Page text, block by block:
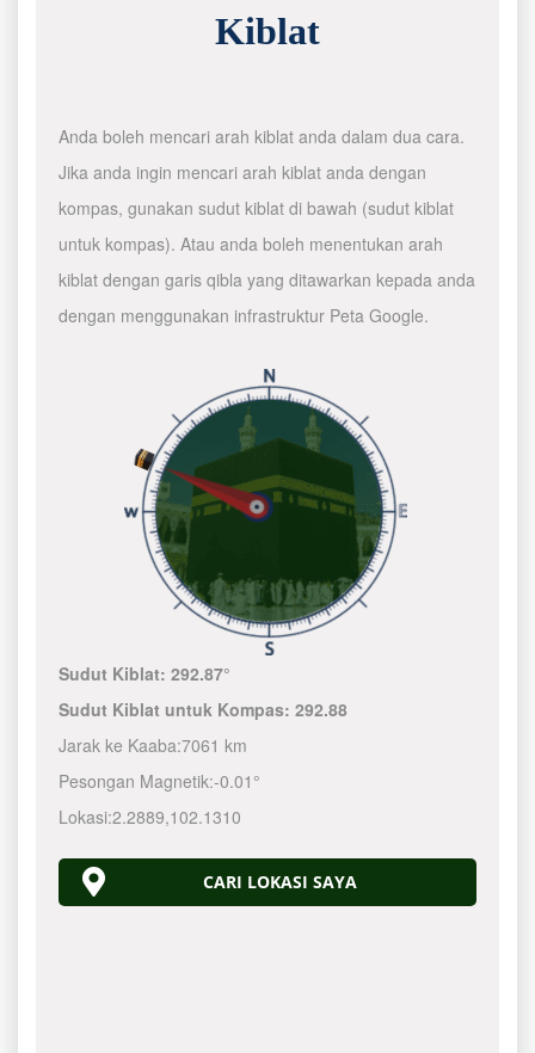
Kiblat
Anda boleh mencari arah kiblat anda dalam dua cara.
Jika anda ingin mencari arah kiblat anda dengan
kompas, gunakan sudut kiblat di bawah (sudut kiblat
untuk kompas). Atau anda boleh menentukan arah
kiblat dengan garis qibla yang ditawarkan kepada anda
dengan menggunakan infrastruktur Peta Google.
Sudut Kiblat:292.87°
Sudut Kiblat untuk Kompas:292.88
Jarak ke Kaaba:7061 km
Pesongan Magnetik:-0.01°
Lokasi:2.2889,102.1310
CARI LOKASI SAYA